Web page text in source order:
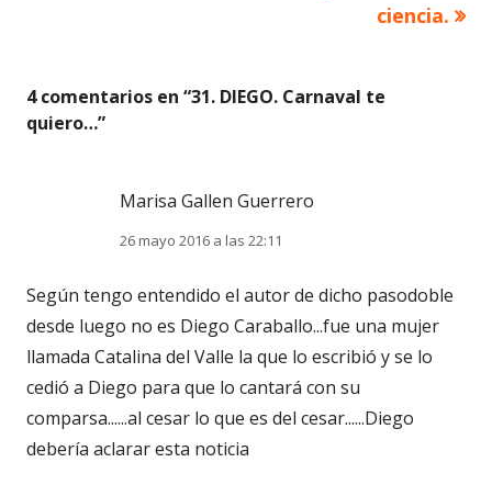
ciencia.
4 comentarios en “31. DIEGO. Carnaval te
quiero…”
Marisa Gallen Guerrero
26 mayo 2016 a las 22:11
Según tengo entendido el autor de dicho pasodoble
desde luego no es Diego Caraballo...fue una mujer
llamada Catalina del Valle la que lo escribió y se lo
cedió a Diego para que lo cantará con su
comparsa......al cesar lo que es del cesar......Diego
debería aclarar esta noticia